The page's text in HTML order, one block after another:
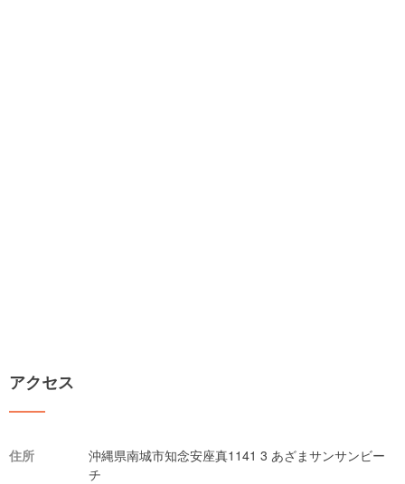
アクセス
住所
沖縄県南城市知念安座真1141 3 あざまサンサンビー
チ